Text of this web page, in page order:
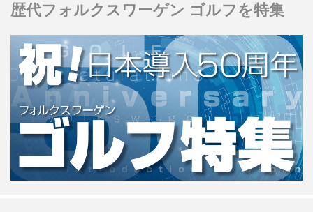
歴代フォルクスワーゲン ゴルフを特集